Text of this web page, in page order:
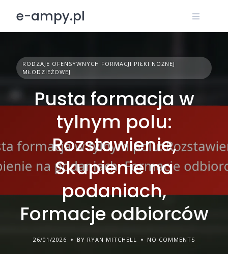
content
e-ampy.pl
RODZAJE OFENSYWNYCH FORMACJI PIŁKI NOŻNEJ
MŁODZIEŻOWEJ
Pusta formacja w
tylnym polu:
Rozstawienie,
Skupienie na
podaniach,
Formacje odbiorców
26/01/2026 BY RYAN MITCHELL NO COMMENTS